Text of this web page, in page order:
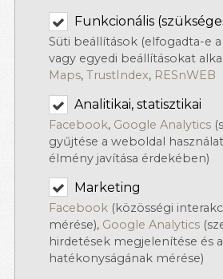
Funkcionális
Süti beállítások (elfogadta-e
vagy egyedi beállításokat
Maps, TrustIndex, RESnWEB
Analitikai, statisztikai
Facebook, Google Analytics
gyűjtése a weboldal
élmény javítása érdekében)
Marketing
Facebook (közösségi
mérése), Google Analytics
hirdetések megjelenítése és
hatékonyságának mérése)